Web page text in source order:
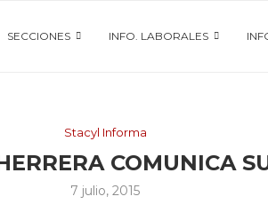
SECCIONES INFO. LABORALES
Stacyl Informa
COMUNICA
7 julio, 2015